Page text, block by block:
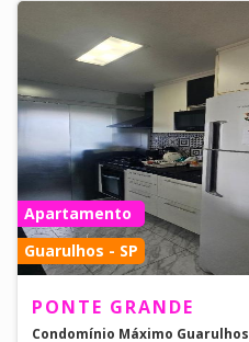
Apartamento
Guarulhos - SP
PONTE GRANDE
Condomínio Máximo Guarulhos